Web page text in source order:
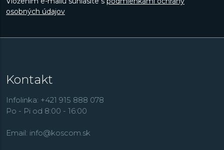
osobných údajov
Kontakt
Infolinka: +421 915 888 078
Po - Pi od 8:00 - 16:00
Email: info@koscom.sk